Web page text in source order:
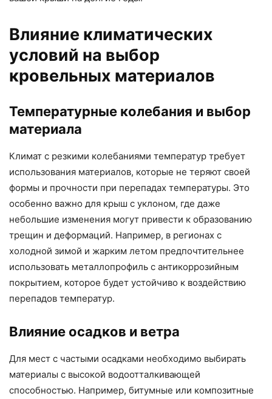
Влияние климатических
условий на выбор
кровельных материалов
Температурные колебания и выбор
материала
Климат с резкими колебаниями температур требует
использования материалов, которые не теряют своей
формы и прочности при перепадах температуры. Это
особенно важно для крыш с уклоном, где даже
небольшие изменения могут привести к образованию
трещин и деформаций. Например, в регионах с
холодной зимой и жарким летом предпочтительнее
использовать металлопрофиль с антикоррозийным
покрытием, которое будет устойчиво к воздействию
перепадов температур.
Влияние осадков и ветра
Для мест с частыми осадками необходимо выбирать
материалы с высокой водоотталкивающей
способностью. Например, битумные или композитные